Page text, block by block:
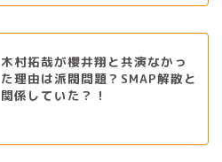
木村拓哉が櫻井翔と共演なかっ
た理由は派閥問題？SMAP解散と
関係していた？！